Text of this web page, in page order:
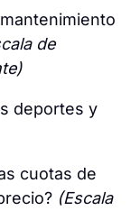
de
deportes y
cuotas de
(Escala